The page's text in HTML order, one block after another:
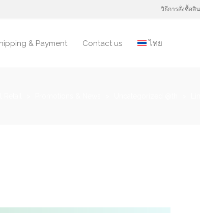
วิธีการสั่งซื้อสิ
& Payment Contact us ไทย